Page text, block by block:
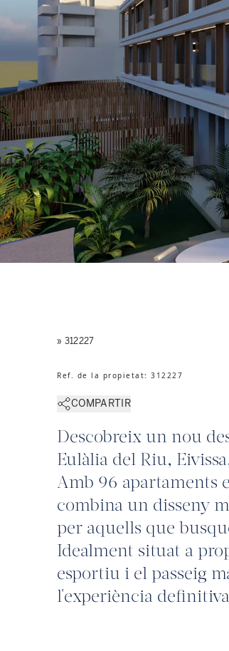
» 312227
Ref. de la propietat: 312227
COMPARTIR
Descobreix un nou
Eulàlia del Riu,
Amb 96 apartaments
combina un disseny
per aquells que
Idealment situat a
esportiu i el passeig
l'experiència